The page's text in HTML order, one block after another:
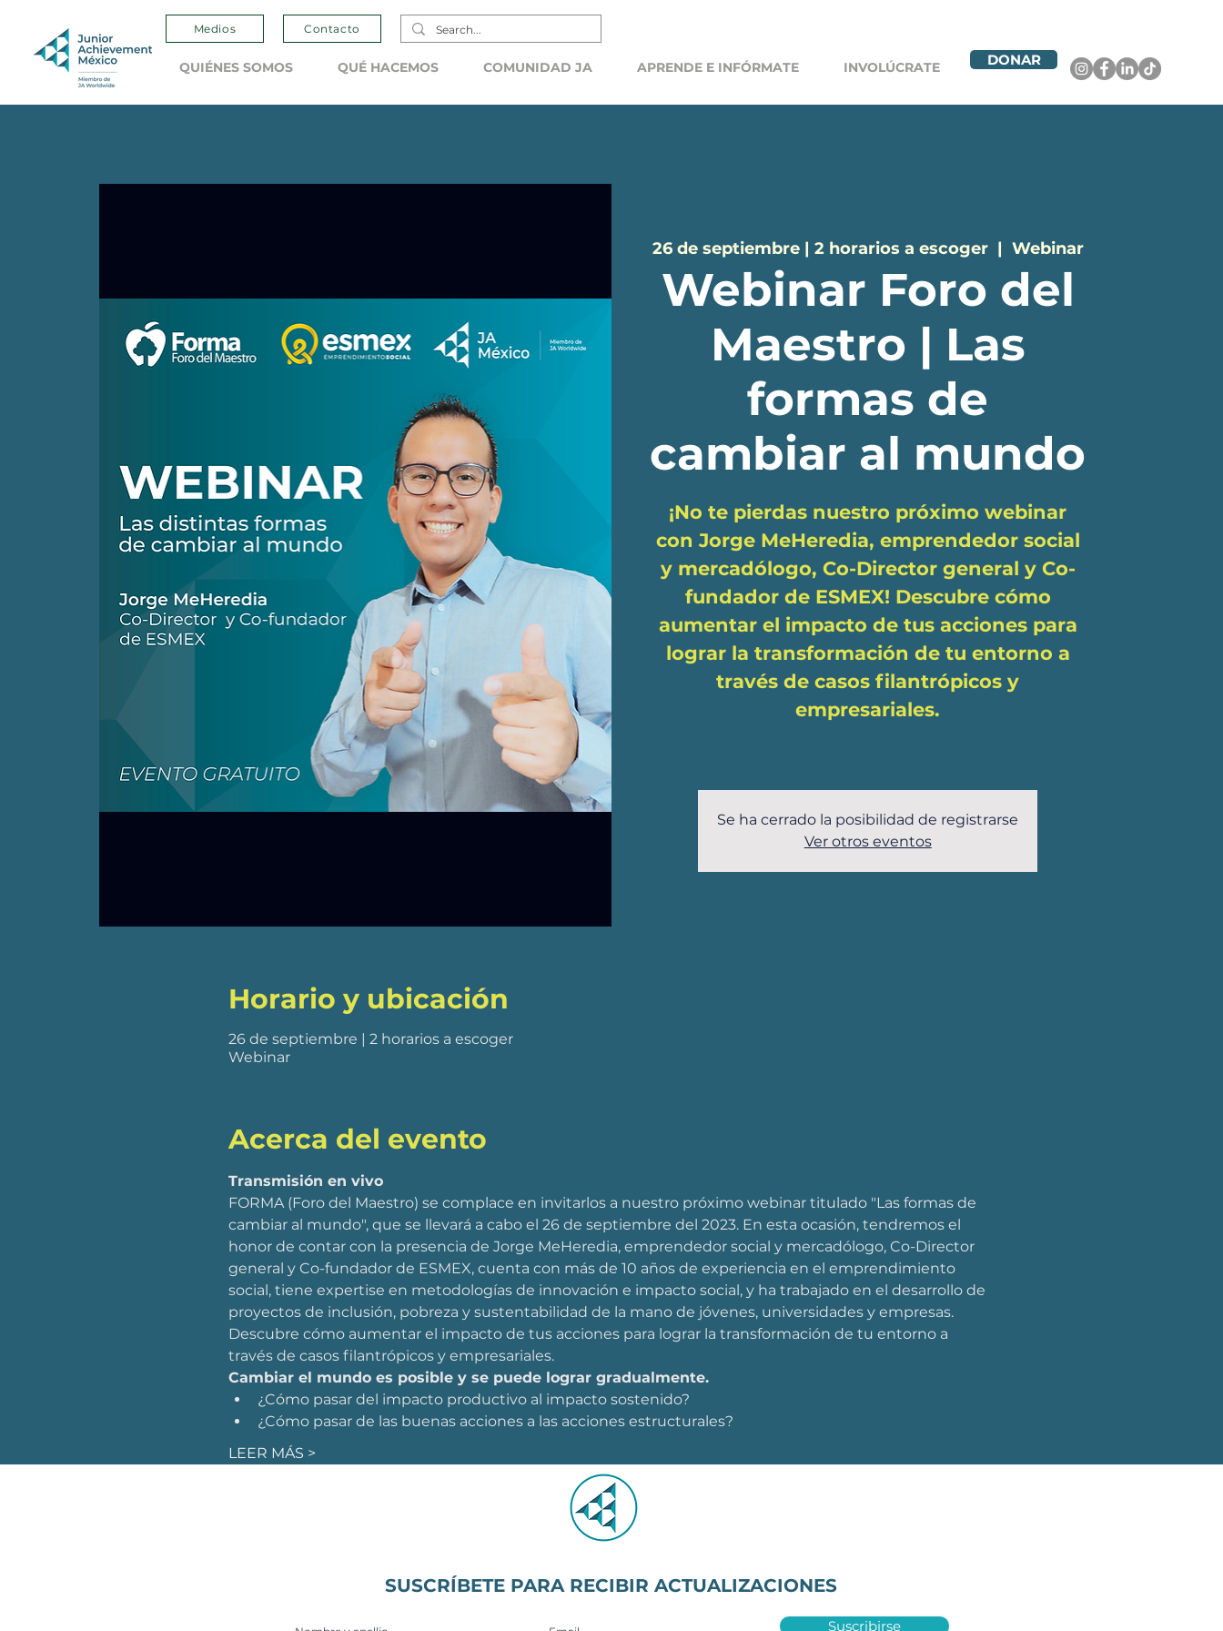
Medios Contacto
QUIÉNES SOMOS QUÉ HACEMOS COMUNIDAD JA APRENDE E INFÓRMATE INVOLÚCRATE DONAR
26 de septiembre | 2 horarios a escoger
  |
Webinar
Webinar Foro del
Maestro | Las
formas de
cambiar al mundo
¡No te pierdas nuestro próximo webinar
con Jorge MeHeredia, emprendedor social
y mercadólogo, Co-Director general y Co-
fundador de ESMEX! Descubre cómo
aumentar el impacto de tus acciones para
lograr la transformación de tu entorno a
través de casos filantrópicos y
empresariales.
Se ha cerrado la posibilidad de registrarse
Ver otros eventos
Horario y ubicación
26 de septiembre | 2 horarios a escoger
Webinar
Acerca del evento
Transmisión en vivo
FORMA (Foro del Maestro) se complace en invitarlos a nuestro próximo webinar titulado "Las formas de
cambiar al mundo", que se llevará a cabo el 26 de septiembre del 2023. En esta ocasión, tendremos el
honor de contar con la presencia de Jorge MeHeredia, emprendedor social y mercadólogo, Co-Director
general y Co-fundador de ESMEX, cuenta con más de 10 años de experiencia en el emprendimiento
social, tiene expertise en metodologías de innovación e impacto social, y ha trabajado en el desarrollo de
proyectos de inclusión, pobreza y sustentabilidad de la mano de jóvenes, universidades y empresas.
Descubre cómo aumentar el impacto de tus acciones para lograr la transformación de tu entorno a
través de casos filantrópicos y empresariales.
Cambiar el mundo es posible y se puede lograr gradualmente.
¿Cómo pasar del impacto productivo al impacto sostenido?
¿Cómo pasar de las buenas acciones a las acciones estructurales?
LEER MÁS >
SUSCRÍBETE PARA RECIBIR ACTUALIZACIONES
Suscribirse